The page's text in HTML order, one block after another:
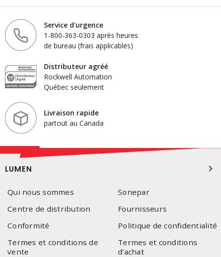
Service d'urgence
1-800-363-0303 après heures
de bureau (frais applicables)
Distributeur agréé
Rockwell Automation
Québec seulement
Livraison rapide
partout au Canada
LUMEN
Qui nous sommes
Sonepar
Centre de distribution
Fournisseurs
Conformité
Politique de confidentialité
Termes et conditions de
vente
Termes et conditions
d'achat